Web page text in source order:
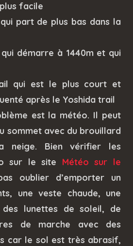
facile
part de plus bas dans la
démarre à 1440m et qui
qui est le plus court et
après le Yoshida trail
est la météo. Il peut
sommet avec du brouillard
neige. Bien vérifier les
sur le site Météo sur le
oublier d’emporter un
une veste chaude, une
lunettes de soleil, de
de marche avec des
car le sol est très abrasif,